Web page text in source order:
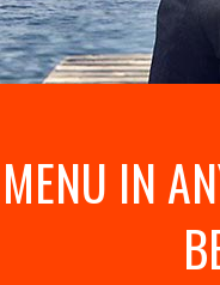
IN